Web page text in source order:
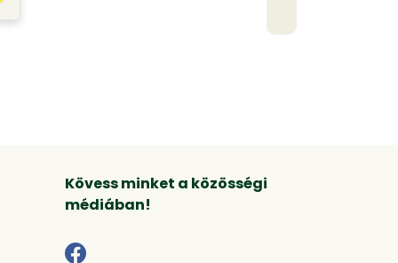
Kövess minket a közösségi
médiában!